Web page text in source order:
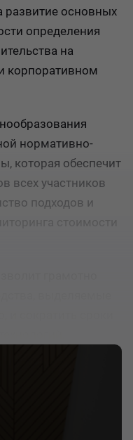
развитие основных
определения
на
корпоративном
нормативно-
которая обеспечит
всех участников
подходов и